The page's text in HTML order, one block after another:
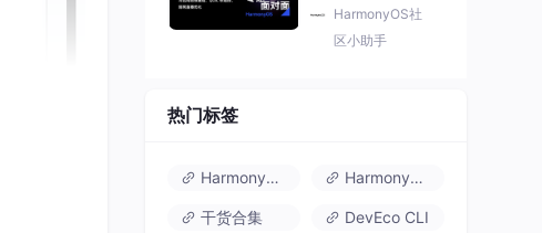
7（API 26） 新特
性解读
HarmonyOS社
区小助手
热门标签
HarmonyOS 6 HarmonyOS 7.0
干货合集 DevEco CLI